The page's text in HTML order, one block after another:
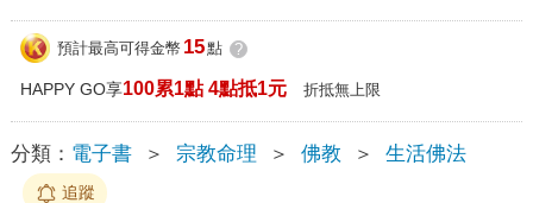
預計最高可得金幣 15點 ?
HAPPY GO享100累1點 4點抵1元 折抵無上限
分類： 電子書 ＞ 宗教命理 ＞ 佛教 ＞ 生活佛法
追蹤